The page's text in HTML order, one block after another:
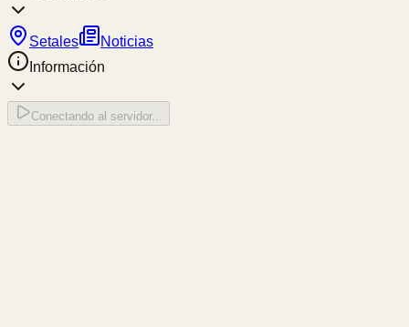
Setales
Noticias
Información
Conectando al servidor...